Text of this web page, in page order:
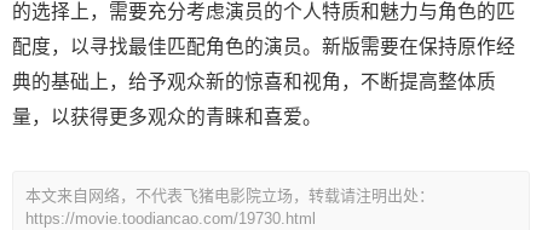
的选择上，需要充分考虑演员的个人特质和魅力与角色的匹
配度，以寻找最佳匹配角色的演员。新版需要在保持原作经
典的基础上，给予观众新的惊喜和视角，不断提高整体质
量，以获得更多观众的青睐和喜爱。
本文来自网络，不代表飞猪电影院立场，转载请注明出处：
https://movie.toodiancao.com/19730.html